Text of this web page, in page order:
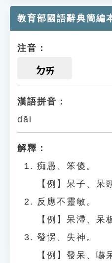
教育部國語辭典簡編
注音：
ㄉㄞ
漢語拼音：
dāi
解釋：
痴愚、笨傻。
【例】呆子、呆
反應不靈敏。
【例】呆滯、呆
發愣、失神。
【例】發呆、嚇